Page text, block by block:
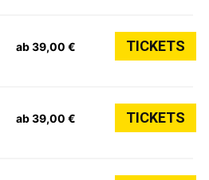
ab 39,00 € TICKETS
ab 39,00 € TICKETS